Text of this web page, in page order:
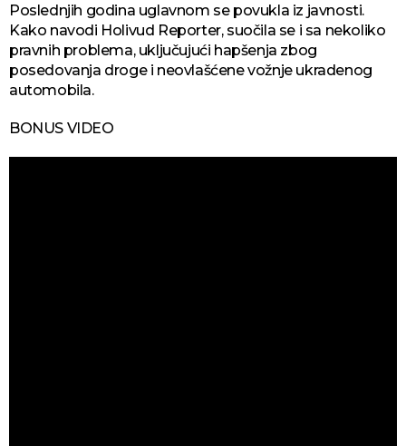
Poslednjih godina uglavnom se povukla iz javnosti.
Kako navodi Holivud Reporter, suočila se i sa nekoliko
pravnih problema, uključujući hapšenja zbog
posedovanja droge i neovlašćene vožnje ukradenog
automobila.
BONUS VIDEO